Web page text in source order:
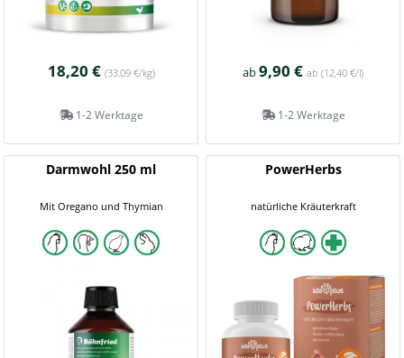
18,20 € (33,09 €/kg)
1-2 Werktage
ab9,90 € ab (12,40 €/l)
1-2 Werktage
Darmwohl 250 ml
Mit Oregano und Thymian
PowerHerbs
natürliche Kräuterkraft